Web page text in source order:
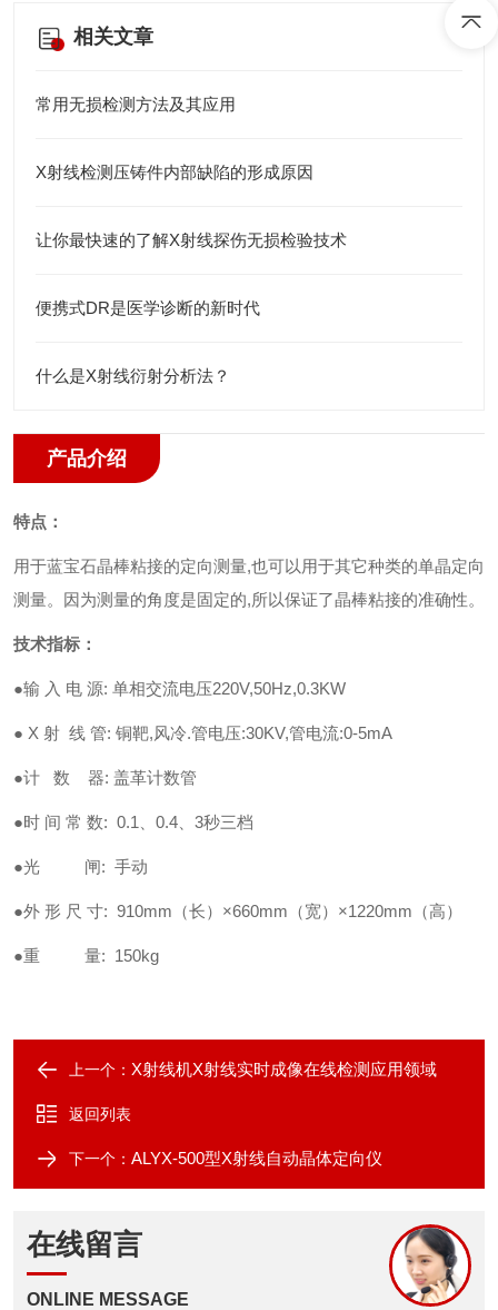
相关文章
常用无损检测方法及其应用
X射线检测压铸件内部缺陷的形成原因
让你最快速的了解X射线探伤无损检验技术
便携式DR是医学诊断的新时代
什么是X射线衍射分析法？
产品介绍
特点：
用于蓝宝石晶棒粘接的定向测量,也可以用于其它种类的单晶定向
测量。因为测量的角度是固定的,所以保证了晶棒粘接的准确性。
技术指标：
●输 入 电 源: 单相交流电压220V,50Hz,0.3KW
● X 射 线 管: 铜靶,风冷.管电压:30KV,管电流:0-5mA
●计 数 器: 盖革计数管
●时 间 常 数: 0.1、0.4、3秒三档
●光 闸: 手动
●外 形 尺 寸: 910mm（长）×660mm（宽）×1220mm（高）
●重 量: 150kg
上一个： X射线机X射线实时成像在线检测应用领域
返回列表
下一个： ALYX-500型X射线自动晶体定向仪
在线留言
ONLINE MESSAGE